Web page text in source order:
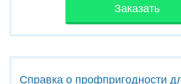
Заказать
Справка о профпригодности